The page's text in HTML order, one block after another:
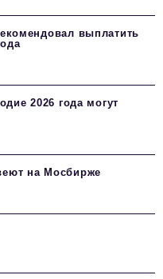
выплатить
2026 года могут
на Мосбирже